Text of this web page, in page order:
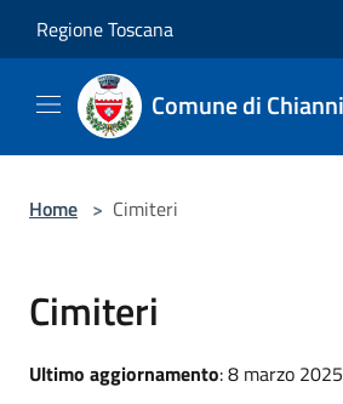
Regione Toscana
Comune di Chianni
Home > Cimiteri
Cimiteri
Ultimo aggiornamento: 8 marzo